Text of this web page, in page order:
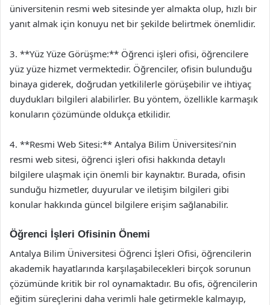
üniversitenin resmi web sitesinde yer almakta olup, hızlı bir
yanıt almak için konuyu net bir şekilde belirtmek önemlidir.
3. **Yüz Yüze Görüşme:** Öğrenci işleri ofisi, öğrencilere
yüz yüze hizmet vermektedir. Öğrenciler, ofisin bulunduğu
binaya giderek, doğrudan yetkililerle görüşebilir ve ihtiyaç
duydukları bilgileri alabilirler. Bu yöntem, özellikle karmaşık
konuların çözümünde oldukça etkilidir.
4. **Resmi Web Sitesi:** Antalya Bilim Üniversitesi’nin
resmi web sitesi, öğrenci işleri ofisi hakkında detaylı
bilgilere ulaşmak için önemli bir kaynaktır. Burada, ofisin
sunduğu hizmetler, duyurular ve iletişim bilgileri gibi
konular hakkında güncel bilgilere erişim sağlanabilir.
Öğrenci İşleri Ofisinin Önemi
Antalya Bilim Üniversitesi Öğrenci İşleri Ofisi, öğrencilerin
akademik hayatlarında karşılaşabilecekleri birçok sorunun
çözümünde kritik bir rol oynamaktadır. Bu ofis, öğrencilerin
eğitim süreçlerini daha verimli hale getirmekle kalmayıp,